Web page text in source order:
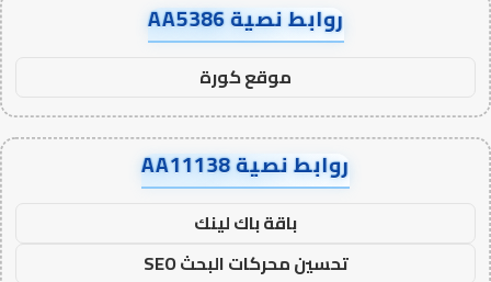
روابط نصية AA5386
موقع كورة
روابط نصية AA11138
باقة باك لينك
تحسين محركات البحث SEO